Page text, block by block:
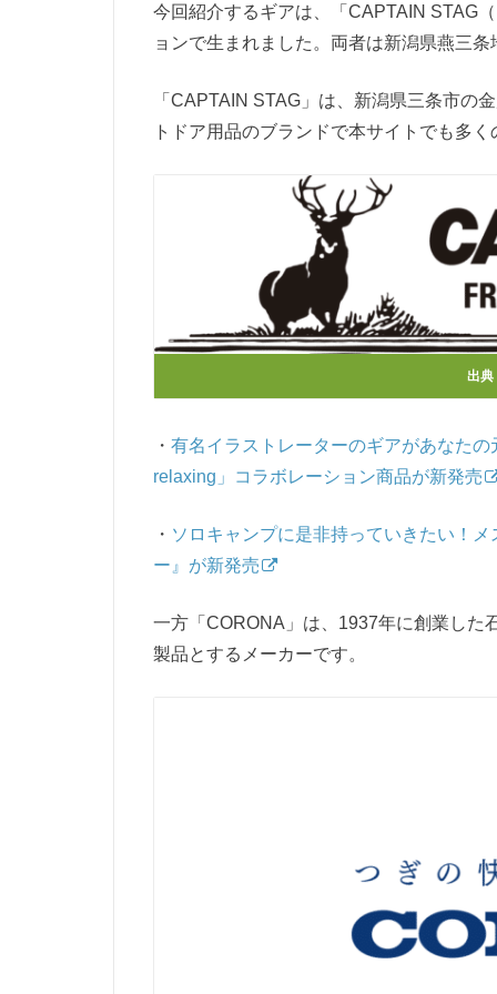
今回紹介するギアは、「CAPTAIN STAG
ョンで生まれました。両者は新潟県燕三
「CAPTAIN STAG」は、新潟県三条市の
トドア用品のブランドで本サイトでも多く
出典
・有名イラストレーターのギアがあなた
relaxing」コラボレーション商品が新発売
・ ソロキャンプに是非持っていきたい！
ー』が新発売
一方「CORONA」は、1937年に創業した
製品とするメーカーです。